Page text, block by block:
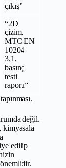
çıkış”
“2D
çizim,
MTC EN
10204
3.1,
basınç
testi
raporu”
değil.
kimyasala
edilip